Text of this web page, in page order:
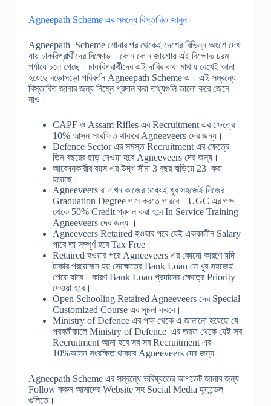
Agneepath Scheme এর সমন্ধে বিস্তারিত জানুন
Agneepath Scheme শোনার পর থেকেই দেশের বিভিন্ন অংশে দেখা
যায় চাকরিপ্রার্থীদের বিক্ষোভ ।কোন কোন জায়গায় এই বিক্ষোভ চরম
পর্যায়ে চলে গেছে। চাকরিপ্রার্থীদের এই দাবির কথা মাথায় রেখেই আনা
হয়েছে বড়োসড়ো পরিবর্তন Agneepath Scheme এ। এই সম্বন্ধে
বিস্তারিত জানার জন্য নিম্নে প্রদান করা তথ্যগুলি ভালো করে জেনে
নাও।
CAPF ও Assam Rifles এর Recruitment এর ক্ষেত্রে
10% আসন সংরক্ষিত থাকবে Agneeveers দের জন্য।
Defence Sector এর সমস্ত Recruitment এর ক্ষেত্রে
তিন বছরের ছাড় দেওয়া হবে Agneeveers দের জন্য।
আবেদনকারীর বয়স এর উদ্ধ সীমা 3 বছর বাড়িয়ে 23 করা
হয়েছে।
Agneeveers রা এখন কাজের মধ্যেই খুব সহজেই নিজের
Graduation Degree পাস করতে পারবে। UGC এর পক্ষ
থেকে 50% Credit প্রদান করা হবে In Service Training
Agneeveers দের জন্য ।
Agneeveers Retaired হওয়ার পরে যেই এককালীন Salary
পাবে তা সম্পূর্ণ হবে Tax Free।
Retaired হওয়ার পরে Agneeveers এর কোনো কারণে যদি
টাকার প্রয়োজন হয় সেক্ষেত্রে Bank Loan সে খুব সহজেই
পেয়ে যাবে। কারণ Bank Loan প্রদানের ক্ষেত্রে Priority
দেওয়া হবে।
Open Schooling Retaired Agneeveers দের Special
Customized Course এর সূচনা করবে।
Ministry of Defence এর পক্ষ থেকে এ জানানো হয়েছে যে
পরবর্তীকালে Ministry of Defence এর তরফ থেকে যেই সব
Recruitment আনা হবে সব সব Recruitment এর
10%আসন সংরক্ষিত থাকবে Agneeveers দের জন্য।
Agneepath Scheme এর সম্বন্ধে ভবিষ্যতের আপডেট জানার জন্য
Follow করুন আমাদের Website সহ Social Media হ্যান্ডেল
গুলিতে।